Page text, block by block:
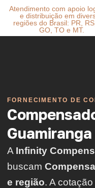
Atendimento com apoio
e distribuição em
regiões do Brasil: PR,
GO, TO e MT.
FORNECIMENTO DE
Guamiranga
A Infinity
buscam
e região. A